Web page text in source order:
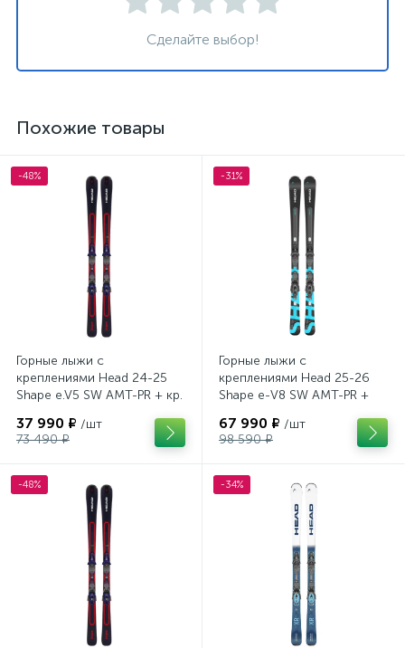
Сделайте выбор!
Похожие товары
-48%
Горные лыжи с
креплениями Head 24-25
Shape e.V5 SW AMT-PR + кр.
37 990 ₽ /шт
73 490 ₽
-31%
Горные лыжи с
креплениями Head 25-26
Shape e-V8 SW AMT-PR +
67 990 ₽ /шт
98 590 ₽
-48% -34%